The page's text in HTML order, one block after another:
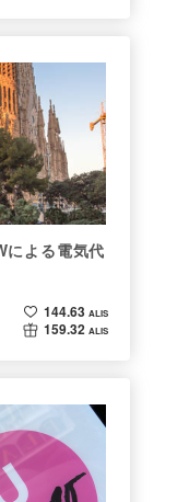
よる電気代
144.63 ALIS
159.32 ALIS